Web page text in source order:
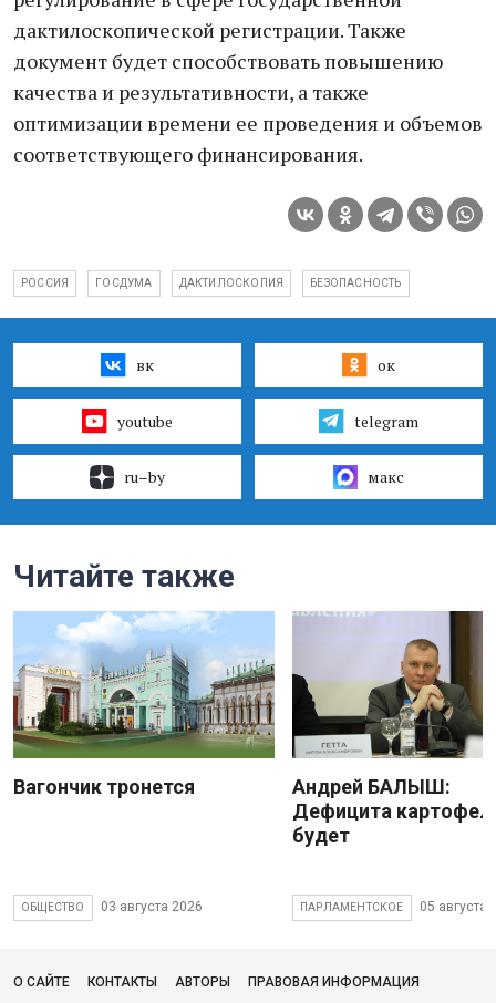
дактилоскопической регистрации. Также
документ будет способствовать повышению
качества и результативности, а также
оптимизации времени ее проведения и объемов
соответствующего финансирования.
РОССИЯ ГОСДУМА ДАКТИЛОСКОПИЯ БЕЗОПАСНОСТЬ
вк ок
youtube telegram
ru–by макс
Читайте также
Вагончик тронется
ОБЩЕСТВО 03 августа 2026
Андрей БАЛЫШ:
Дефицита
будет
ПАРЛАМЕНТСКОЕ 05 августа
О САЙТЕ КОНТАКТЫ АВТОРЫ ПРАВОВАЯ ИНФОРМАЦИЯ